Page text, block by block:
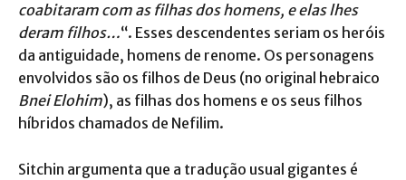
coabitaram com as filhas dos homens, e elas lhes
deram filhos…“. Esses descendentes seriam os heróis
da antiguidade, homens de renome. Os personagens
envolvidos são os filhos de Deus (no original hebraico
Bnei Elohim), as filhas dos homens e os seus filhos
híbridos chamados de Nefilim.
Sitchin argumenta que a tradução usual gigantes é